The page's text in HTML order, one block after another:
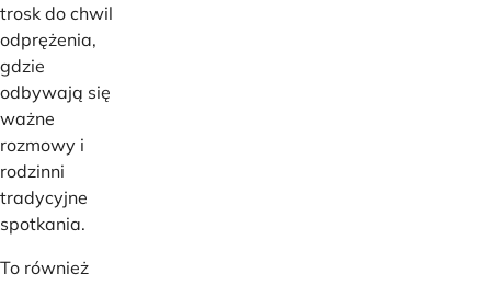
trosk do chwil
odprężenia,
gdzie
odbywają się
ważne
rozmowy i
rodzinni
tradycyjne
spotkania.
To również